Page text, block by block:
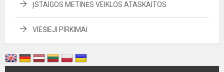
ĮSTAIGOS METINĖS VEIKLOS ATASKAITOS
VIEŠIEJI PIRKIMAI